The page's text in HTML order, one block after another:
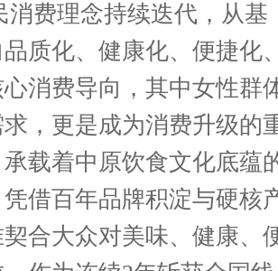
消费理念持续迭代，从基
质化、健康化、便捷化、
消费导向，其中女性群
，更是成为消费升级的
载着中原饮食文化底蕴
借百年品牌积淀与硬核
合大众对美味、健康、